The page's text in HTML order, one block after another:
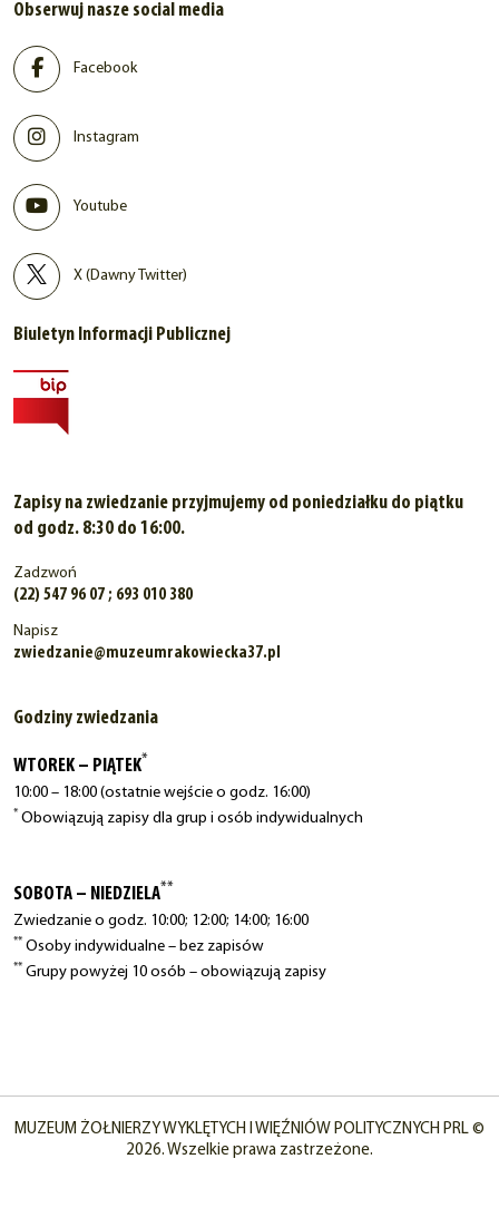
Obserwuj nasze social media
Facebook
Instagram
Youtube
X (Dawny Twitter)
Biuletyn Informacji Publicznej
Zapisy na zwiedzanie przyjmujemy od poniedziałku do piątku
od godz. 8:30 do 16:00.
Zadzwoń
(22) 547 96 07 ; 693 010 380
Napisz
zwiedzanie@muzeumrakowiecka37.pl
Godziny zwiedzania
WTOREK – PIĄTEK*
10:00 – 18:00 (ostatnie wejście o godz. 16:00)
* Obowiązują zapisy dla grup i osób indywidualnych
SOBOTA – NIEDZIELA**
Zwiedzanie o godz. 10:00; 12:00; 14:00; 16:00
** Osoby indywidualne – bez zapisów
** Grupy powyżej 10 osób – obowiązują zapisy
MUZEUM ŻOŁNIERZY WYKLĘTYCH I WIĘŹNIÓW POLITYCZNYCH PRL ©
2026. Wszelkie prawa zastrzeżone.